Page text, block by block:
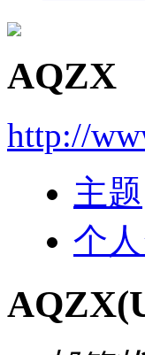
AQZX
http://
主题
个
AQZX